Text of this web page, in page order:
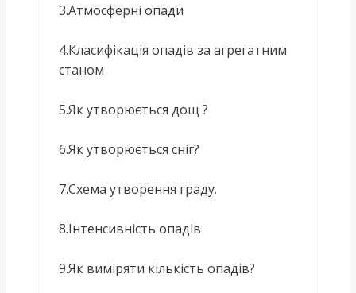
3.Атмосферні опади
4.Класифікація опадів за агрегатним
станом
5.Як утворюється дощ ?
6.Як утворюється сніг?
7.Схема утворення граду.
8.Інтенсивність опадів
9.Як виміряти кількість опадів?